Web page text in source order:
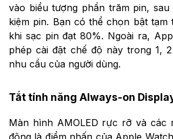
vào biểu tượng phần trăm pin,
kiệm pin. Bạn có thể chọn bật tạm
khi sạc pin đạt 80%. Ngoài ra,
phép cài đặt chế độ này trong 1,
nhu cầu của người dùng.
Tắt tính năng Always-on
Màn hình AMOLED rực rỡ và các
động là điểm nhấn của Apple